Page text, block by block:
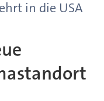
in die USA